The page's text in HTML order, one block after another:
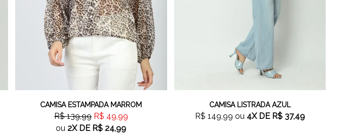
CAMISA ESTAMPADA MARROM
R$ 139,99 R$ 49,99
ou 2XDE R$ 24,99
CAMISA LISTRADA AZUL
R$ 149,99 ou 4XDE R$ 37,49